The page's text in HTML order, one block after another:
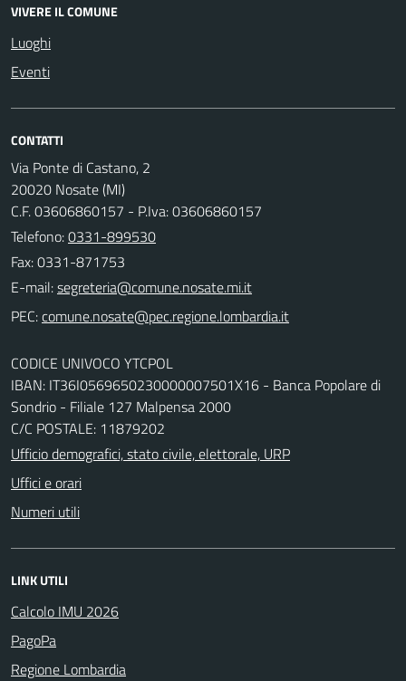
VIVERE IL COMUNE
Luoghi
Eventi
CONTATTI
Via Ponte di Castano, 2
20020 Nosate (MI)
C.F. 03606860157 - P.Iva: 03606860157
Telefono:0331-899530
Fax: 0331-871753
E-mail:
PEC:
CODICE UNIVOCO YTCPOL
IBAN: IT36I0569650230000007501X16 - Banca Popolare di
Sondrio - Filiale 127 Malpensa 2000
C/C POSTALE: 11879202
Ufficio demografici, stato civile, elettorale, URP
Uffici e orari
Numeri utili
LINK UTILI
Calcolo IMU 2026
PagoPa
Regione Lombardia